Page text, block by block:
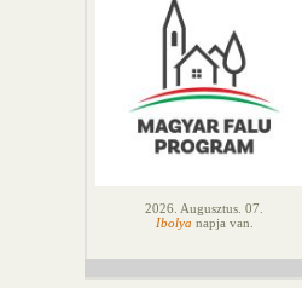
2026. Augusztus. 07.
Ibolya napja van.